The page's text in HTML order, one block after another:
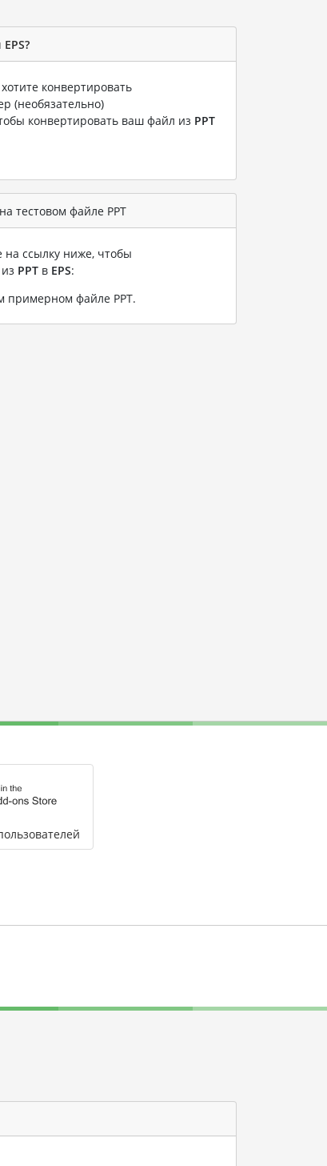
конвертировать
(необязательно)
конвертировать ваш файл из PPT
тестовом файле PPT
на ссылку ниже, чтобы
PPT в EPS:
примерном файле PPT.